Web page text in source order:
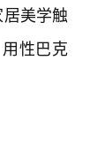
美学触
性巴克